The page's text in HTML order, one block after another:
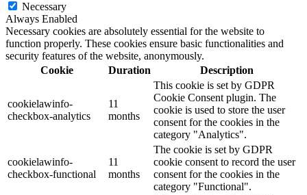
Necessary
Always Enabled
Necessary cookies are absolutely essential for the website to
function properly. These cookies ensure basic functionalities and
security features of the website, anonymously.
Cookie
Duration Description
cookielawinfo-
checkbox-analytics
11
months
This cookie is set by GDPR
Cookie Consent plugin. The
cookie is used to store the user
consent for the cookies in the
category "Analytics".
cookielawinfo-
checkbox-functional
11
months
The cookie is set by GDPR
cookie consent to record the user
consent for the cookies in the
category "Functional".